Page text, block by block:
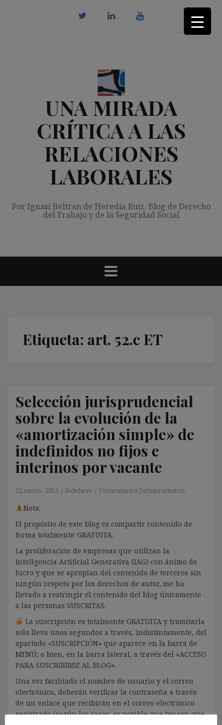
UNA MIRADA
CRÍTICA A LAS
RELACIONES
LABORALES
Por Ignasi Beltran de Heredia Ruiz. Blog de Derecho
del Trabajo y de la Seguridad Social
Etiqueta: art. 52.c ET
Selección jurisprudencial
sobre la evolución de la
«amortización simple» de
indefinidos no fijos e
interinos por vacante
22 enero, 2015 ibdehere Comentarios Jurisprudencia
Nota:
El propósito de este blog es compartir contenido de
forma totalmente GRATUITA.
La proliferación de empresas que utilizan la
Inteligencia Artificial Generativa (IAG) con ánimo de
lucro y que se apropian del contenido de terceros sin
ningún respeto por los derechos de autor, me ha
llevado a restringir el contenido del blog únicamente
a las personas SUSCRITAS.
La suscripción es totalmente GRATUITA y tramitarla
solo lleva unos segundos a través, indistintamente, del
apartado «SUSCRIPCIÓN» que aparece en la barra de
MENÚ; o bien, en la barra lateral, a través del «ACCESO
PARA SUSCRIBIRSE AL BLOG».
Una vez facilitado el nombre de usuario y el correo
electrónico, deberán verificar la contraseña a través
de un enlace que recibirán en el correo electrónico
registrado (según los casos, es posible que tengan que